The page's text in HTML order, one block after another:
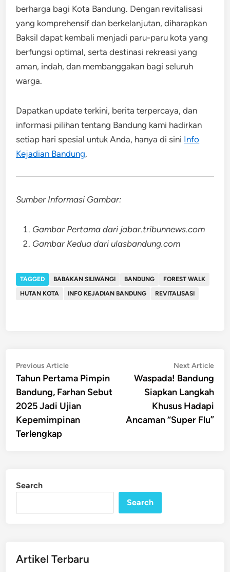
berharga bagi Kota Bandung. Dengan revitalisasi
yang komprehensif dan berkelanjutan, diharapkan
Baksil dapat kembali menjadi paru-paru kota yang
berfungsi optimal, serta destinasi rekreasi yang
aman, indah, dan membanggakan bagi seluruh
warga.
Dapatkan update terkini, berita terpercaya, dan
informasi pilihan tentang Bandung kami hadirkan
setiap hari spesial untuk Anda, hanya di sini Info
Kejadian Bandung.
Sumber Informasi Gambar:
Gambar Pertama dari jabar.tribunnews.com
Gambar Kedua dari ulasbandung.com
TAGGED BABAKAN SILIWANGI BANDUNG
FOREST WALK
HUTAN KOTA
INFO KEJADIAN BANDUNG REVITALISASI
Post
navigation
Previous ArticlePrevious
article:
Tahun Pertama Pimpin
Bandung, Farhan Sebut
2025 Jadi Ujian
Kepemimpinan
Terlengkap
Next Article
Waspada! Bandung
Siapkan Langkah
Khusus Hadapi
Ancaman “Super Flu”
Search
Search
Artikel Terbaru